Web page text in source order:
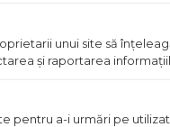
unui site să
şi raportarea
pentru a-i urmări pe